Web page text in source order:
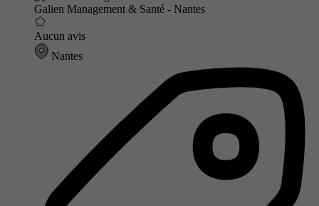
Galien Management & Santé - Nantes
Aucun avis
Nantes